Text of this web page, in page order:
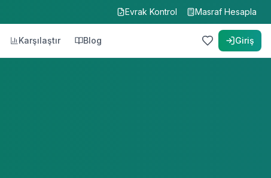
Evrak Kontrol Masraf Hesapla
Karşılaştır Blog Giriş